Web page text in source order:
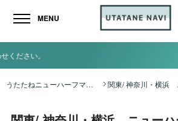
MENU
うたたねニューハーフマッサージ全国ナビ TOP